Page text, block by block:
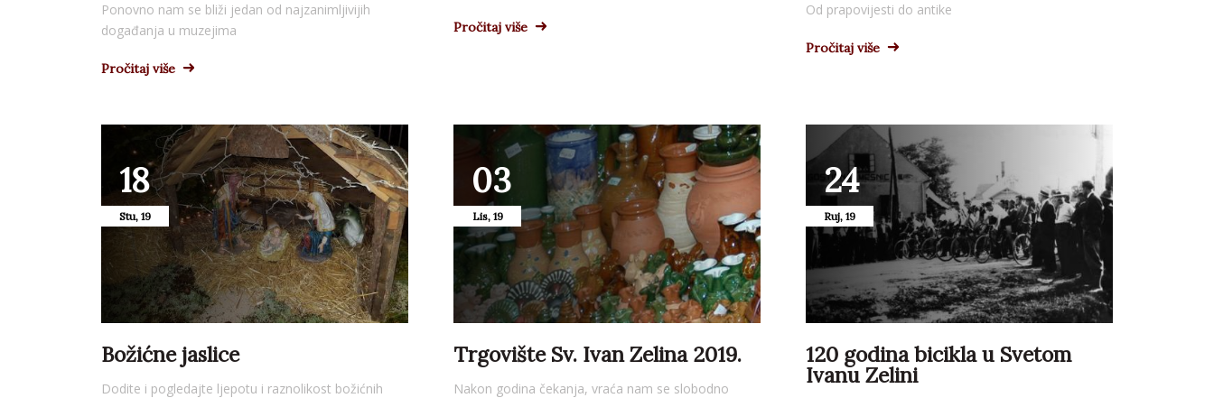
Ponovno nam se bliži jedan od najzanimljivijih
događanja u muzejima
Pročitaj više
Pročitaj više
Od prapovijesti do antike
Pročitaj više
18
Stu, 19
Božićne jaslice
Dodite i pogledajte ljepotu i raznolikost božićnih
03
Lis, 19
Trgovište Sv. Ivan Zelina 2019.
Nakon godina čekanja, vraća nam se slobodno
24
Ruj, 19
120 godina bicikla u Svetom
Ivanu Zelini